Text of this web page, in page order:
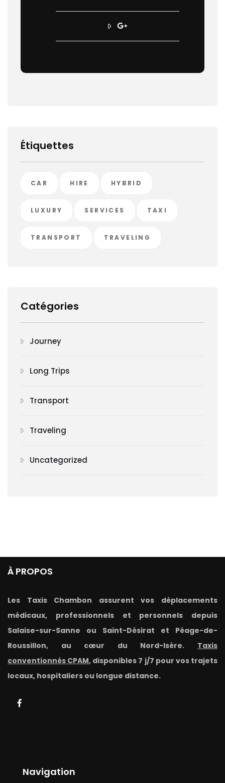
Étiquettes
CAR HIRE HYBRID
LUXURY SERVICES TAXI
TRANSPORT TRAVELING
Catégories
Journey
Long Trips
Transport
Traveling
Uncategorized
À PROPOS
Les Taxis Chambon assurent vos déplacements
médicaux, professionnels et personnels depuis
Salaise-sur-Sanne ou Saint-Désirat et Péage-de-
Roussillon, au cœur du Nord-Isère. Taxis
conventionnés CPAM, disponibles 7 j/7 pour vos trajets
locaux, hospitaliers ou longue distance.
Navigation